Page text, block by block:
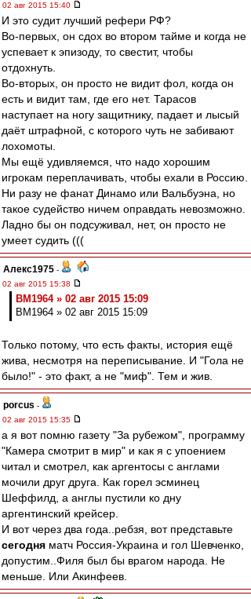
02 авг 2015 15:40
И это судит лучший рефери РФ?
Во-первых, он сдох во втором тайме и когда не
успевает к эпизоду, то свестит, чтобы
отдохнуть.
Во-вторых, он просто не видит фол, когда он
есть и видит там, где его нет. Тарасов
наступает на ногу защитнику, падает и лысый
даёт штрафной, с которого чуть не забивают
лохомоты.
Мы ещё удивляемся, что надо хорошим
игрокам переплачивать, чтобы ехали в Россию.
Ни разу не фанат Динамо или Вальбуэна, но
такое судейство ничем оправдать невозможно.
Ладно бы он подсуживал, нет, он просто не
умеет судить (((
Алекс1975 -
02 авг 2015 15:38
BM1964 » 02 авг 2015 15:09
BM1964 » 02 авг 2015 15:09
Только потому, что есть факты, история ещё
жива, несмотря на переписывание. И "Гола не
было!" - это факт, а не "миф". Тем и жив.
porcus -
02 авг 2015 15:35
а я вот помню газету "За рубежом", программу
"Камера смотрит в мир" и как я с упоением
читал и смотрел, как аргентосы с англами
мочили друг друга. Как горел эсминец
Шеффилд, а англы пустили ко дну
аргентинский крейсер.
И вот через два года..ребзя, вот представьте
сегодня матч Россия-Украина и гол Шевченко,
допустим..Филя был бы врагом народа. Не
меньше. Или Акинфеев.